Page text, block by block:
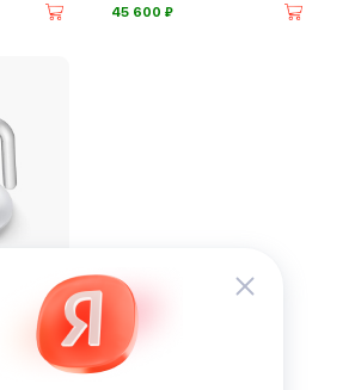
45 600 ⃏
1000